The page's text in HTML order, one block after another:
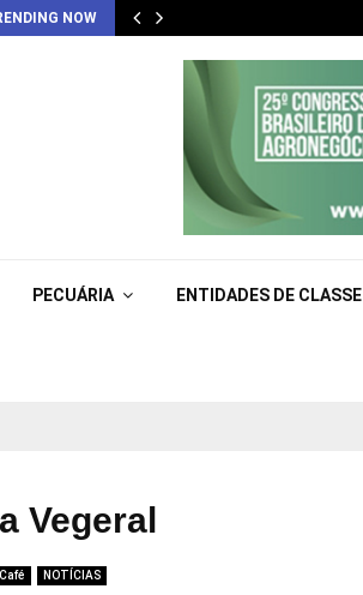
NOW
PECUÁRIA ENTIDADES DE CLASSE
Vegeral
Café NOTÍCIAS